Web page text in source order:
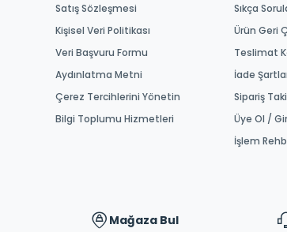
Satış Sözleşmesi
Kişisel Veri Politikası
Veri Başvuru Formu
Aydınlatma Metni
Çerez Tercihlerini Yönetin
Bilgi Toplumu Hizmetleri
Sıkça
Ürün Geri
Teslimat
İade
Sipariş
Üye Ol /
İşlem
Mağaza Bul